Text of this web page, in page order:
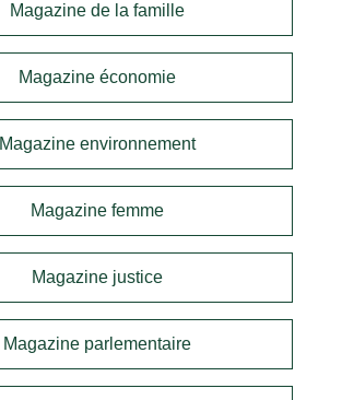
Magazine de la famille
Magazine économie
Magazine environnement
Magazine femme
Magazine justice
Magazine parlementaire